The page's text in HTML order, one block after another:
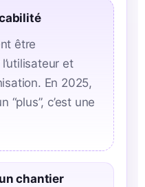
être
et
En 2025,
“plus”, c’est une
chantier